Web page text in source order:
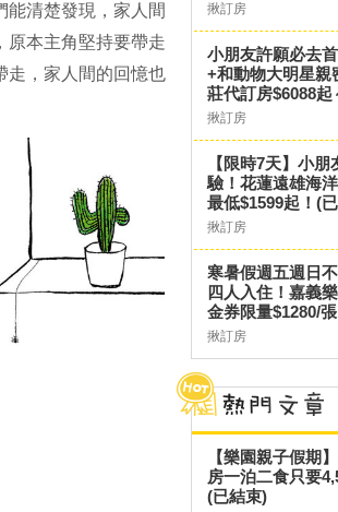
能清楚發現，家人間
原本主角堅持要帶走
走，家人間的回憶也
揪訂房
小朋友許願必去
+和動物大明星親
莊代訂房$6088起
揪訂房
【限時7天】小
驗！花蓮遠雄海
最低$1599起！(
揪訂房
寒暑假週五週日
四人入住！嘉義
金券限量$1280/
揪訂房
【樂園親子假期
房一泊二食只要
(已結束)